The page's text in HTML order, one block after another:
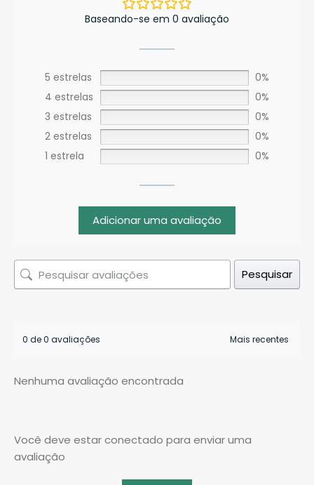
Você deve estar conectado para enviar uma
avaliação
Baseando-se em 0 avaliação
5 estrelas
0%
4 estrelas
0%
3 estrelas
0%
2 estrelas
0%
1 estrela
0%
Adicionar uma avaliação
Pesquisar
0 de 0 avaliações
Nenhuma avaliação encontrada